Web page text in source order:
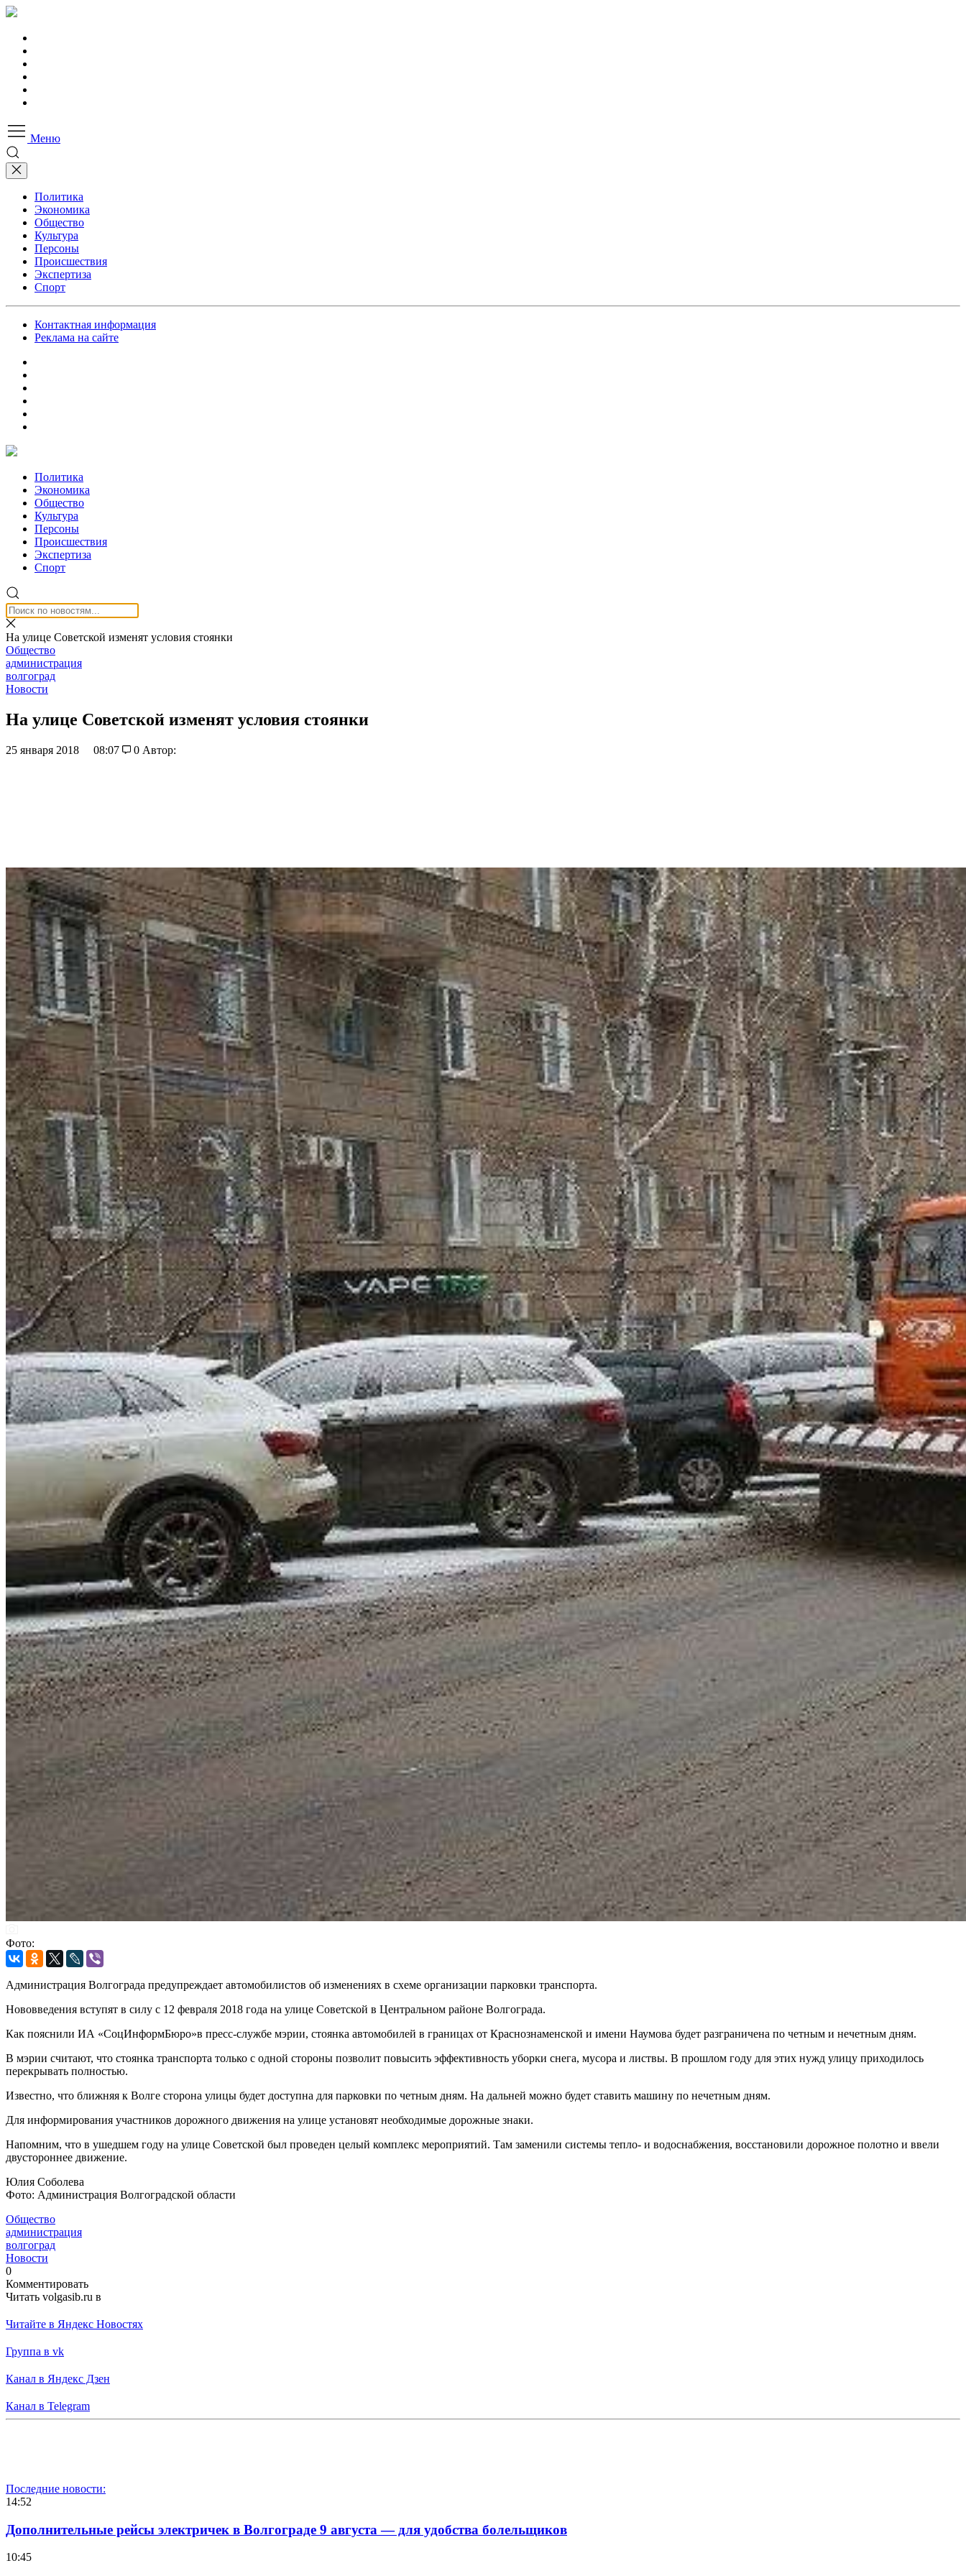
Меню
Политика
Экономика
Общество
Культура
Персоны
Происшествия
Экспертиза
Спорт
Контактная информация
Реклама на сайте
Политика
Экономика
Общество
Культура
Персоны
Происшествия
Экспертиза
Спорт
На улице Советской изменят условия стоянки
Общество
администрация
волгоград
Новости
На улице Советской изменят условия стоянки
25 января 2018 08:07 0 Автор:
Фото:
Администрация Волгограда предупреждает автомобилистов об изменениях в схеме организации парковки транспорта.
Нововведения вступят в силу с 12 февраля 2018 года на улице Советской в Центральном районе Волгограда.
Как пояснили ИА «СоцИнформБюро»в пресс-службе мэрии, стоянка автомобилей в границах от Краснознаменской и имени Наумова будет разграничена по четным и нечетным дням.
В мэрии считают, что стоянка транспорта только с одной стороны позволит повысить эффективность уборки снега, мусора и листвы. В прошлом году для этих нужд улицу приходилось
перекрывать полностью.
Известно, что ближняя к Волге сторона улицы будет доступна для парковки по четным дням. На дальней можно будет ставить машину по нечетным дням.
Для информирования участников дорожного движения на улице установят необходимые дорожные знаки.
Напомним, что в ушедшем году на улице Советской был проведен целый комплекс мероприятий. Там заменили системы тепло- и водоснабжения, восстановили дорожное полотно и ввели
двустороннее движение.
Юлия Соболева
Фото: Администрация Волгоградской области
Общество
администрация
волгоград
Новости
0
Комментировать
Читать volgasib.ru в
Читайте в Яндекс Новостях
Группа в vk
Канал в Яндекс Дзен
Канал в Telegram
Последние новости:
14:52
Дополнительные рейсы электричек в Волгограде 9 августа — для удобства болельщиков
10:45